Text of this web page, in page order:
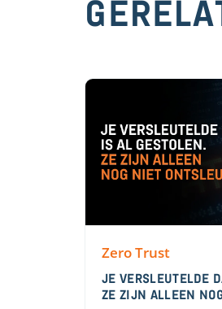
Zero Trust
JE VERSLEUTELDE
ZE ZIJN ALLEEN